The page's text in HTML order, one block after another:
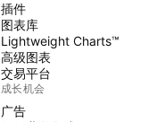
插件
图表库
Lightweight Charts™
高级图表
交易平台
成长机会
广告